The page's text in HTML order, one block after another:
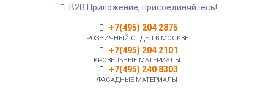
B2B Приложение, присоединяйтесь!
+7(495) 204 2875
РОЗНИЧНЫЙ ОТДЕЛ В МОСКВЕ
+7(495) 204 2101
КРОВЕЛЬНЫЕ МАТЕРИАЛЫ
+7(495) 240 8303
ФАСАДНЫЕ МАТЕРИАЛЫ